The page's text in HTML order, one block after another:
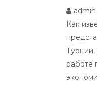
admin
Как
Турции,
работе